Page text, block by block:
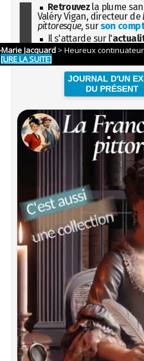
Retrouvez la plume
Valéry Vigan, directeur de
pittoresque, surson
Il s'attarde sur l'
sociétaleavec la hauteur
l'Histoire
JOURNAL D'UN
DU PRÉSENT